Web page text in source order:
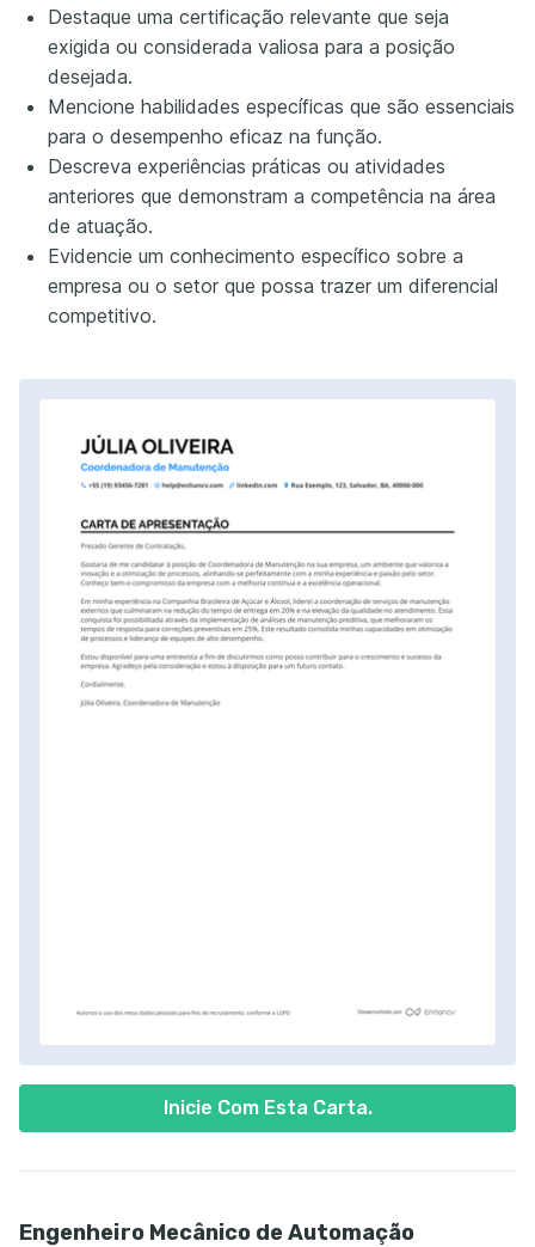
Inicie Com Esta Carta.
Destaque uma certificação relevante que seja
exigida ou considerada valiosa para a posição
desejada.
Mencione habilidades específicas que são essenciais
para o desempenho eficaz na função.
Descreva experiências práticas ou atividades
anteriores que demonstram a competência na área
de atuação.
Evidencie um conhecimento específico sobre a
empresa ou o setor que possa trazer um diferencial
competitivo.
Engenheiro Mecânico de Automação